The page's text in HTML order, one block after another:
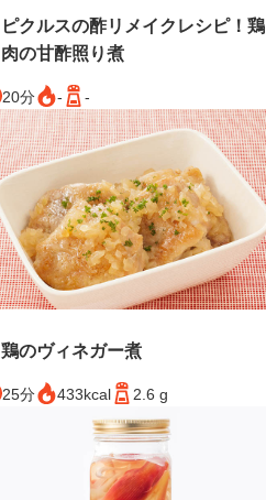
ピクルスの酢リメイクレシピ！鶏
肉の甘酢照り煮
20分 - -
鶏のヴィネガー煮
25分 433kcal 2.6 g